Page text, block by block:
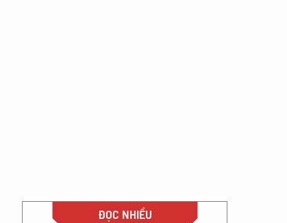
ĐỌC NHIỀU